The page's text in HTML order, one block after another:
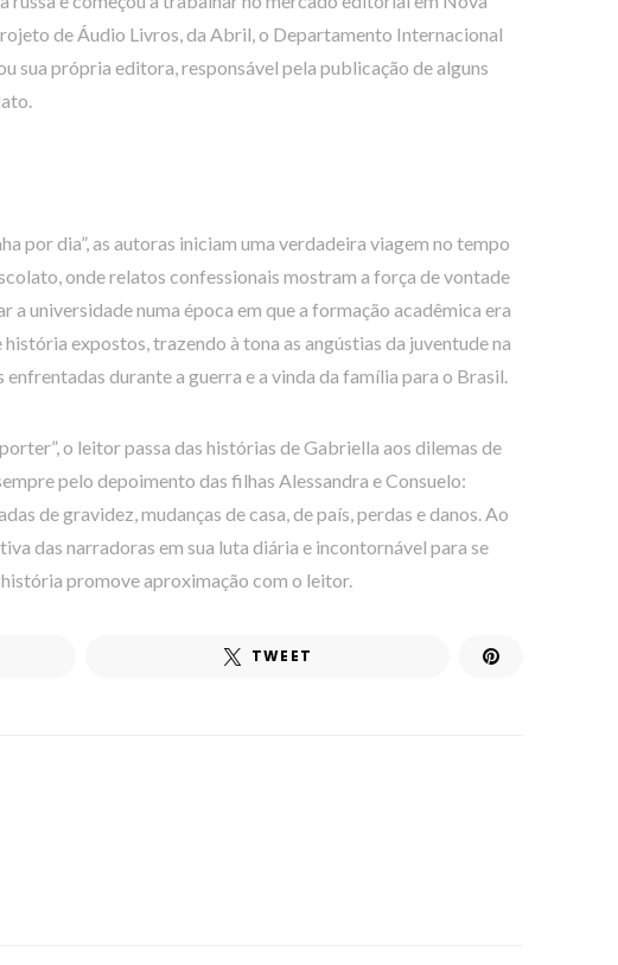
de Áudio Livros, da Abril, o Departamento Internacional
sua própria editora, responsável pela publicação de alguns
por dia”, as autoras iniciam uma verdadeira viagem no tempo
onde relatos confessionais mostram a força de vontade
a universidade numa época em que a formação acadêmica era
expostos, trazendo à tona as angústias da juventude na
durante a guerra e a vinda da família para o Brasil.
o leitor passa das histórias de Gabriella aos dilemas de
pelo depoimento das filhas Alessandra e Consuelo:
de gravidez, mudanças de casa, de país, perdas e danos. Ao
das narradoras em sua luta diária e incontornável para se
promove aproximação com o leitor.
TWEET